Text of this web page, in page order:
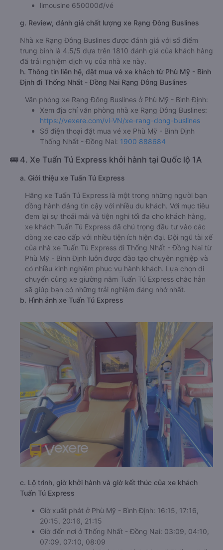
limousine 650000đ/vé
g. Review, đánh giá chất lượng xe Rạng Đông Buslines
Nhà xe Rạng Đông Buslines được đánh giá với số điểm
trung bình là 4.5/5 dựa trên 1810 đánh giá của khách hàng
đã trải nghiệm dịch vụ của nhà xe này.
h. Thông tin liên hệ, đặt mua vé xe khách từ Phù Mỹ - Bình
Định đi Thống Nhất - Đồng Nai Rạng Đông Buslines
Văn phòng xe Rạng Đông Buslines ở Phù Mỹ - Bình Định:
Xem địa chỉ văn phòng nhà xe Rạng Đông Buslines:
https://vexere.com/vi-VN/xe-rang-dong-buslines
Số điện thoại đặt mua vé xe Phù Mỹ - Bình Định
Thống Nhất - Đồng Nai: 1900 888684
🚌 4. Xe Tuấn Tú Express khởi hành tại Quốc lộ 1A
a. Giới thiệu xe Tuấn Tú Express
Hãng xe Tuấn Tú Express là một trong những người bạn
đồng hành đáng tin cậy với nhiều du khách. Với mục tiêu
đem lại sự thoải mái và tiện nghi tối đa cho khách hàng,
xe khách Tuấn Tú Express đã chú trọng đầu tư vào các
dòng xe cao cấp với nhiều tiện ích hiện đại. Đội ngũ tài xế
của nhà xe Tuấn Tú Express đi Thống Nhất - Đồng Nai từ
Phù Mỹ - Bình Định luôn được đào tạo chuyên nghiệp và
có nhiều kinh nghiệm phục vụ hành khách. Lựa chọn di
chuyển cùng xe giường nằm Tuấn Tú Express chắc hẳn
sẽ giúp bạn có những trải nghiệm đáng nhớ nhất.
b. Hình ảnh xe Tuấn Tú Express
c. Lộ trình, giờ khởi hành và giờ kết thúc của xe khách
Tuấn Tú Express
Giờ xuất phát ở Phù Mỹ - Bình Định: 16:15, 17:16,
20:15, 20:16, 21:15
Giờ đến nơi ở Thống Nhất - Đồng Nai: 03:09, 04:10,
07:09, 07:10, 08:09